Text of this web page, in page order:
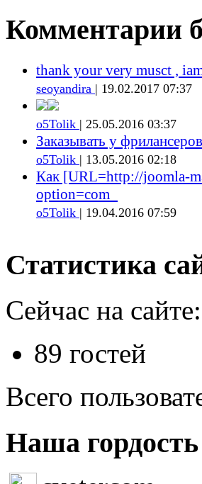
Комментарии
thank your very musct ,
seoyandira | 19.02.2017 07:37
o5Tolik | 25.05.2016 03:37
Заказывать у фрилансеров
o5Tolik | 13.05.2016 02:18
Как [URL=http://joomla-
option=com_
o5Tolik | 19.04.2016 07:59
Статистика
Сейчас на сайте:
89 гостей
Всего
Наша гордость